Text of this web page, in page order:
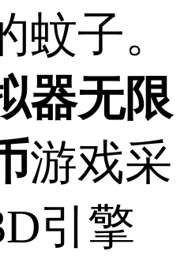
蚊子。
器无限
游戏采
引擎